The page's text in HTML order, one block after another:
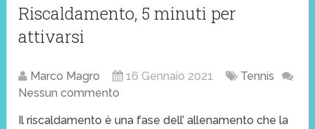
Riscaldamento, 5 minuti per
attivarsi
Marco Magro 16 Gennaio 2021
Tennis
Nessun commento
Il riscaldamento è una fase dell’ allenamento che la